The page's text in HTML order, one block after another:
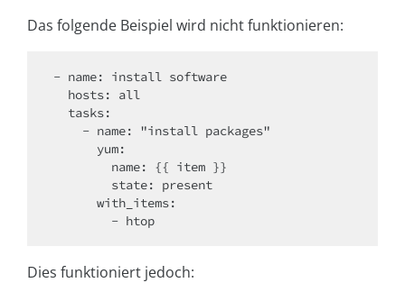
Das folgende Beispiel wird nicht funktionieren:
- name: install software
Dies funktioniert jedoch: